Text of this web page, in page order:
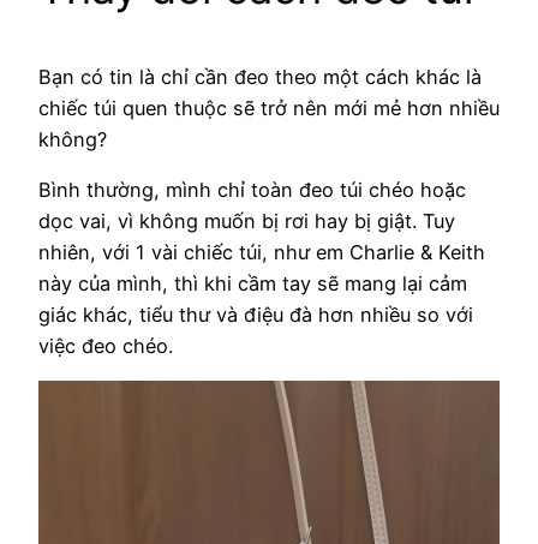
Bạn có tin là chỉ cần đeo theo một cách khác là
chiếc túi quen thuộc sẽ trở nên mới mẻ hơn nhiều
không?
Bình thường, mình chỉ toàn đeo túi chéo hoặc
dọc vai, vì không muốn bị rơi hay bị giật. Tuy
nhiên, với 1 vài chiếc túi, như em Charlie & Keith
này của mình, thì khi cầm tay sẽ mang lại cảm
giác khác, tiểu thư và điệu đà hơn nhiều so với
việc đeo chéo.